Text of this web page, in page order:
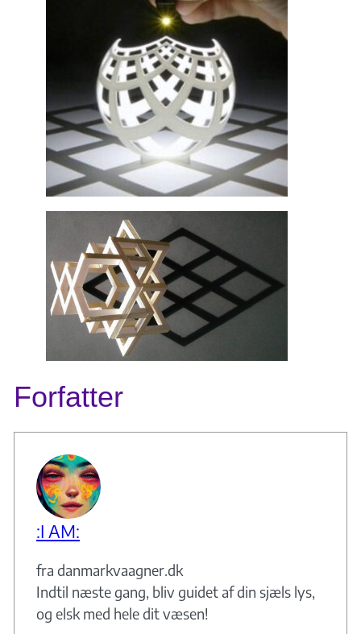
Forfatter
:I AM:
fra danmarkvaagner.dk
Indtil næste gang, bliv guidet af din sjæls lys,
og elsk med hele dit væsen!